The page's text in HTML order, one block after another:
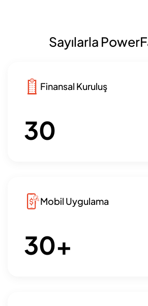
Sayılarla
Finansal Kuruluş
30
Mobil Uygulama
30+